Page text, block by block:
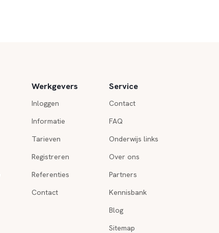
Werkgevers
Inloggen
Informatie
Tarieven
Registreren
Referenties
Contact
Service
Contact
FAQ
Onderwijs links
Over ons
Partners
Kennisbank
Blog
Sitemap